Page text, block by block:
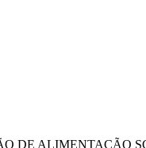
DE ALIMENTAÇÃO